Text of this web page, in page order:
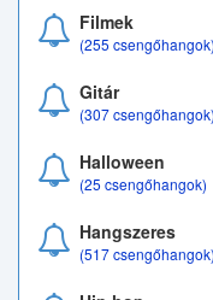
Filmek
(255 csengőhangok)
Gitár
(307 csengőhangok)
Halloween
(25 csengőhangok)
Hangszeres
(517 csengőhangok)